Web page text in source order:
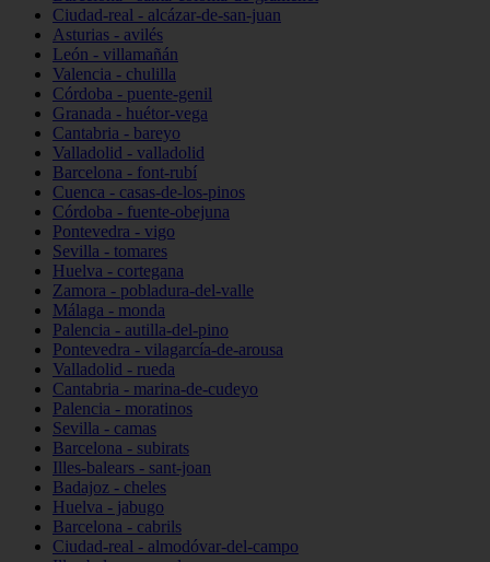
Ciudad-real - alcázar-de-san-juan
Asturias - avilés
León - villamañán
Valencia - chulilla
Córdoba - puente-genil
Granada - huétor-vega
Cantabria - bareyo
Valladolid - valladolid
Barcelona - font-rubí
Cuenca - casas-de-los-pinos
Córdoba - fuente-obejuna
Pontevedra - vigo
Sevilla - tomares
Huelva - cortegana
Zamora - pobladura-del-valle
Málaga - monda
Palencia - autilla-del-pino
Pontevedra - vilagarcía-de-arousa
Valladolid - rueda
Cantabria - marina-de-cudeyo
Palencia - moratinos
Sevilla - camas
Barcelona - subirats
Illes-balears - sant-joan
Badajoz - cheles
Huelva - jabugo
Barcelona - cabrils
Ciudad-real - almodóvar-del-campo